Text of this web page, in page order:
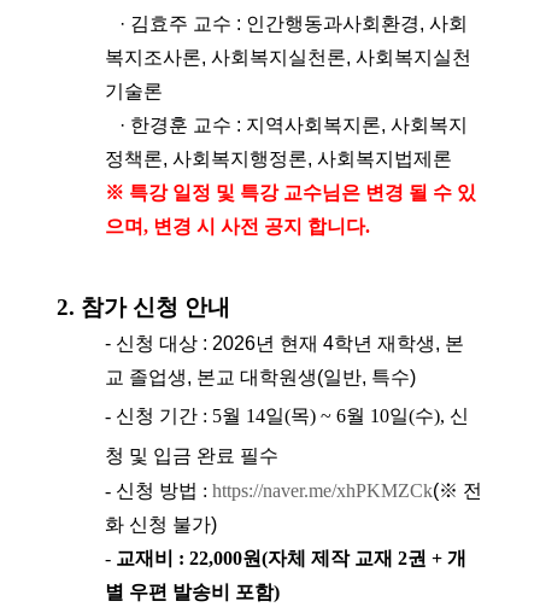
· 김효주 교수 : 인간행동과사회환경, 사회
복지조사론, 사회복지실천론, 사회복지실천
기술론
· 한경훈 교수 : 지역사회복지론, 사회복지
정책론, 사회복지행정론, 사회복지법제론
※ 특강 일정 및 특강 교수님은 변경 될 수 있
으며, 변경 시 사전 공지 합니다.
2. 참가 신청 안내
- 신청 대상 : 2026년 현재 4학년 재학생, 본
교 졸업생, 본교 대학원생(일반, 특수)
- 신청 기간 : 5월 14일(목) ~ 6월 10일(수), 신
청 및 입금 완료 필수
- 신청 방법 : https://naver.me/xhPKMZCk(※ 전
화 신청 불가)
- 교재비 : 22,000원(자체 제작 교재 2권 + 개
별 우편 발송비 포함)